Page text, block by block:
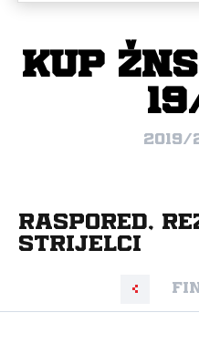
Kup
2019/
Raspored,
strijelci